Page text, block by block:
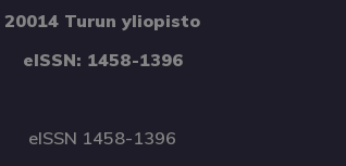
20014 Turun yliopisto
eISSN: 1458-1396
eISSN 1458-1396